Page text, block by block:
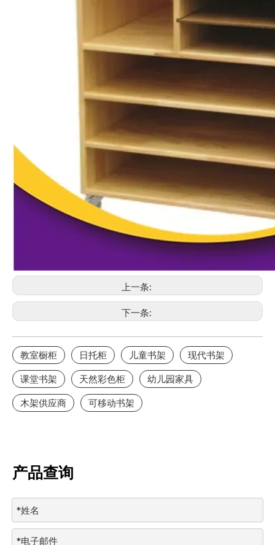
上一条:
下一条:
教室橱柜 日托柜 儿童书架 现代书架
课堂书架 天然彩色柜 幼儿园家具
木架供应商 可移动书架
产品查询